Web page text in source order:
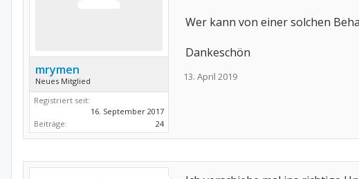
mrymen
Neues Mitglied
Registriert seit:
16. September 2017
Beiträge:
24
Wer kann von einer solchen
Dankeschön
13. April 2019